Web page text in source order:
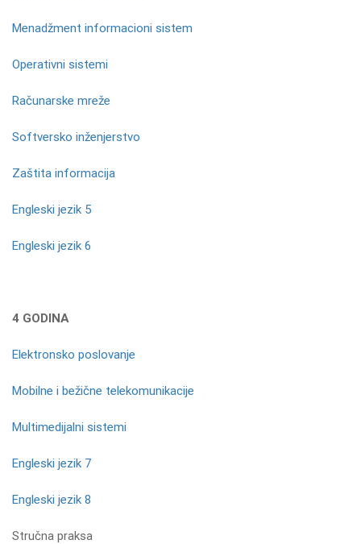
Menadžment informacioni sistem
Operativni sistemi
Računarske mreže
Softversko inženjerstvo
Zaštita informacija
Engleski jezik 5
Engleski jezik 6
4 GODINA
Elektronsko poslovanje
Mobilne i bežične telekomunikacije
Multimedijalni sistemi
Engleski jezik 7
Engleski jezik 8
Stručna praksa